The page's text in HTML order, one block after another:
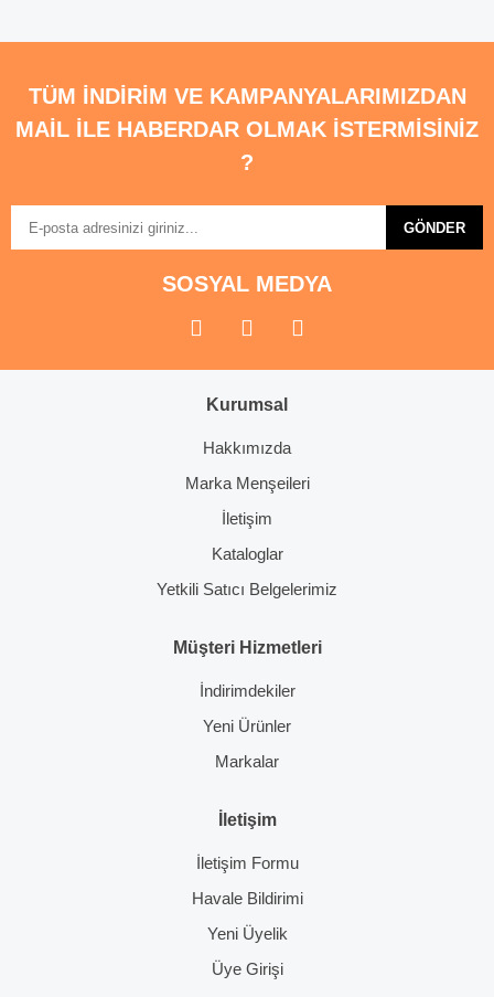
TÜM İNDİRİM VE KAMPANYALARIMIZDAN
MAİL İLE HABERDAR OLMAK İSTERMİSİNİZ
?
GÖNDER
SOSYAL MEDYA
Kurumsal
Hakkımızda
Marka Menşeileri
İletişim
Kataloglar
Yetkili Satıcı Belgelerimiz
Müşteri Hizmetleri
İndirimdekiler
Yeni Ürünler
Markalar
İletişim
İletişim Formu
Havale Bildirimi
Yeni Üyelik
Üye Girişi